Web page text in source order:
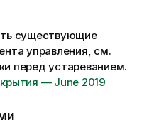
существующие
управления, см.
перед устареванием.
— June 2019